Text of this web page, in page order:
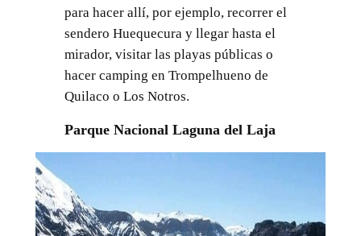
para hacer allí, por ejemplo, recorrer el
sendero Huequecura y llegar hasta el
mirador, visitar las playas públicas o
hacer camping en Trompelhueno de
Quilaco o Los Notros.
Parque Nacional Laguna del Laja